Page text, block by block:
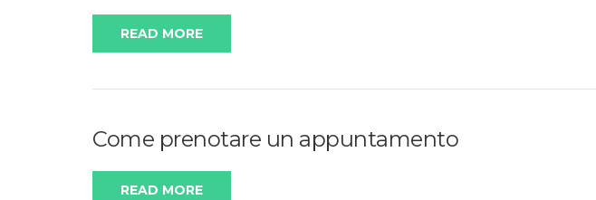
READ MORE
Come prenotare un appuntamento
READ MORE